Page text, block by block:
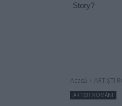
Acasă ARTIȘTI
ARTIȘTI ROMÂNI